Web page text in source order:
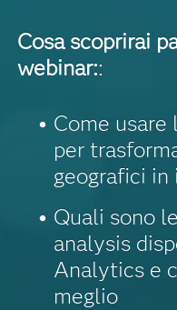
Cosa scoprirai
webinar::
Come
per
geografici
Quali sono
analysis
Analytics e
meglio